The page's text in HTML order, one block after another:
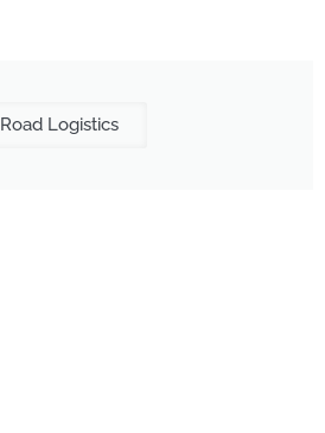
Road Logistics